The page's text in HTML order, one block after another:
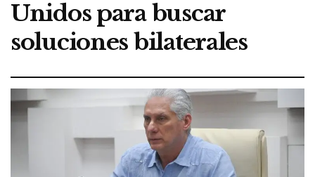
Unidos para buscar
soluciones bilaterales